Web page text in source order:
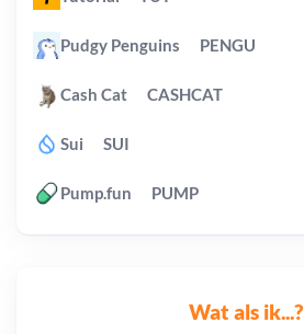
Wat als ik...?
Pudgy Penguins PENGU
Cash Cat CASHCAT
Sui SUI
Pump.fun PUMP